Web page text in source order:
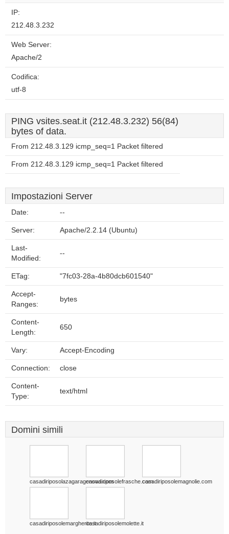
IP:
212.48.3.232
Web Server:
Apache/2
Codifica:
utf-8
PING vsites.seat.it (212.48.3.232) 56(84)
bytes of data.
From 212.48.3.129 icmp_seq=1 Packet filtered
From 212.48.3.129 icmp_seq=1 Packet filtered
Impostazioni Server
Date: --
Server: Apache/2.2.14 (Ubuntu)
Last-
Modified:
--
ETag: "7fc03-28a-4b80dcb601540"
Accept-
Ranges:
bytes
Content-
Length:
650
Vary: Accept-Encoding
Connection: close
Content-
Type:
text/html
Domini simili
casadiriposolazagaragenova.comcasadiriposolefrasche.comcasadiriposolemagnolie.com
casadiriposolemargherite.itcasadiriposolemolette.it